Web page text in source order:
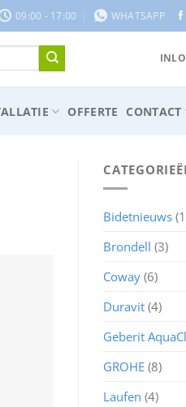
09:00 - 17:00 WHATSAPP
OFFERTE CONTACT
Bidetnieuws
Brondell (3)
Coway (6)
Duravit (4)
Geberit
GROHE (8)
Laufen (4)